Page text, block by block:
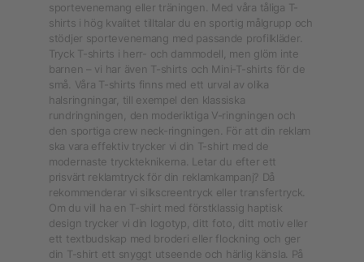
sportevenemang eller träningen. Med våra tåliga T-
shirts i hög kvalitet tilltalar du en sportig målgrupp och
stödjer sportevenemang med passande profilkläder.
Tryck T-shirts i herr- och dammodell, men glöm inte
barnen – vi har även T-shirts och Mini-T-shirts för de
små. Våra T-shirts finns med ett urval av olika
halsringningar, till exempel den klassiska
rundringningen, den moderiktiga V-ringningen och
den sportiga crew neck-ringningen. För att din reklam
ska vara effektiv trycker vi din T-shirt med de
modernaste tryckteknikerna. Letar du efter ett
prisvärt reklamtryck för din reklamkampanj? Då
rekommenderar vi silkscreentryck eller transfertryck.
Om du vill ha en T-shirt med förstklassig haptisk
design trycker vi din logotyp, ditt foto, ditt motiv eller
ett textbudskap med broderi eller flockning och ger
din T-shirt ett snyggt utseende och härlig känsla. På